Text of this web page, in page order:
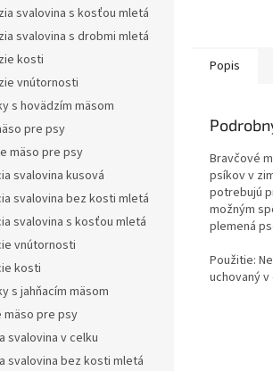
svalovina s kosťou mletá
svalovina s drobmi mletá
kosti
vnútornosti
s hovädzím mäsom
pre psy
mäso pre psy
svalovina kusová
svalovina bez kosti mletá
svalovina s kosťou mletá
vnútornosti
kosti
s jahňacím mäsom
mäso pre psy
svalovina v celku
svalovina bez kosti mletá
Popis
Bravčové
psíkov v
potrebujú
možným
plemená
Použitie:
uchovaný